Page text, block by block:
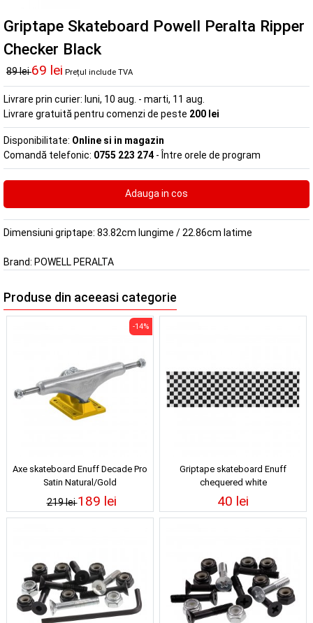
Griptape Skateboard Powell Peralta Ripper
Checker Black
89 lei69 lei Prețul include TVA
Livrare prin curier: luni, 10 aug. - marti, 11 aug.
Livrare gratuită pentru comenzi de peste 200 lei
Disponibilitate: Online si in magazin
Comandă telefonic: 0755 223 274 - Între orele de program
Dimensiuni griptape: 83.82cm lungime / 22.86cm latime
Brand: POWELL PERALTA
Produse din aceeasi categorie
Axe skateboard Enuff Decade Pro
Satin Natural/Gold
219 lei
-14%
189 lei
Griptape skateboard Enuff
chequered white
40 lei